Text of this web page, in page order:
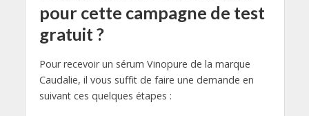
pour cette campagne de test
gratuit ?
Pour recevoir un sérum Vinopure de la marque
Caudalie, il vous suffit de faire une demande en
suivant ces quelques étapes :